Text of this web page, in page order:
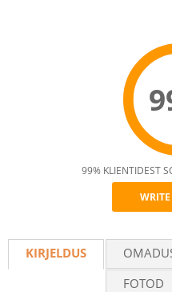
99% KLIENTIDEST
KIRJELDUS
FOTOD